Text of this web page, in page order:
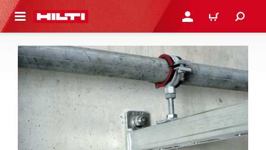
ЗМІСТУ УВІЙТИ АБО
КОШИК